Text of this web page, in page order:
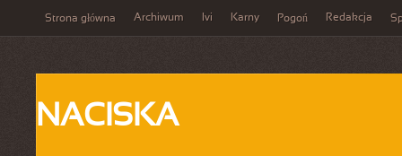
Strona główna Archiwum Ivi Karny Pogoń Redakcja
NACISKA